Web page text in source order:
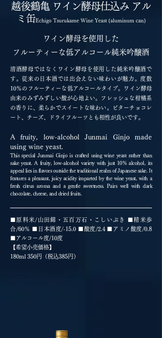
越後鶴亀 ワイン酵母仕込み アル
ミ缶Echigo Tsurukame Wine Yeast (aluminum can)
ワイン酵母を使用した
フルーティーな低アルコール純米吟醸酒
清酒酵母ではなくワイン酵母を使用した純米吟醸酒で
す。従来の日本酒では出会えない味わいが魅力。度数
10％のフルーティーな低アルコールタイプ。ワイン酵母
由来のみずみずしい酸が心地よい。フレッシュな柑橘系
の香りに、柔らかでスイートな味わい。ビターチョコレ
ート、チーズ、ドライフルーツとも相性が良いです。
A fruity, low-alcohol Junmai Ginjo made
using wine yeast.
This special Junmai Ginjo is crafted using wine yeast rather than
sake yeast. A fruity, low-alcohol variety with just 10% alcohol, its
appeal lies in flavors outside the traditional realm of Japanese sake. It
features a pleasant, juicy acidity imparted by the wine yeast, with a
fresh citrus aroma and a gentle sweetness. Pairs well with dark
chocolate, cheese, and dried fruits.
■原料米/山田錦・五百万石・こしいぶき ■精米歩
合/60％ ■日本酒度/-15.0 ■酸度/2.4 ■アミノ酸度/0.8
■アルコール度/10度
【希望小売価格】
180ml 350円（税込385円）